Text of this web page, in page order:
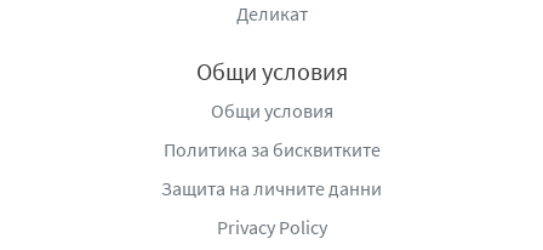
Деликат
Общи условия
Общи условия
Политика за бисквитките
Защита на личните данни
Privacy Policy